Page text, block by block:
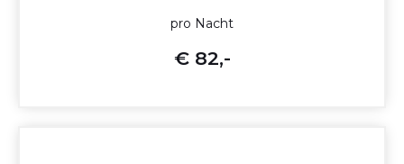
pro Nacht
€ 82,-